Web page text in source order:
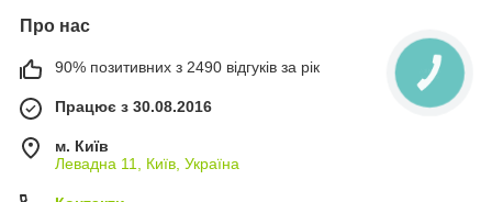
Про нас
90% позитивних з 2490 відгуків за рік
Працює з 30.08.2016
м. Київ
Левадна 11, Київ, Україна